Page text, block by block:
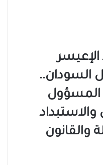
الإعيسر
السودان..
المسؤول
والقانون